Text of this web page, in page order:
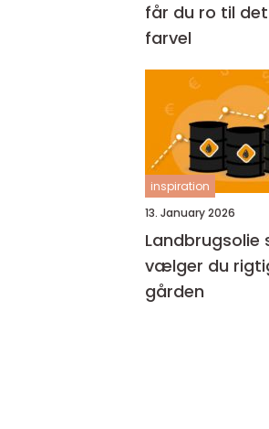
får du ro til
farvel
inspiration
13. January 2026
Landbrugsolie sådan
vælger du
gården